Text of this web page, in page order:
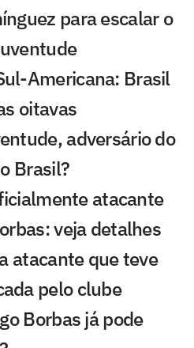
para escalar o
Americana: Brasil
oitavas
adversário do
Brasil?
atacante
veja detalhes
atacante que teve
pelo clube
Borbas já pode